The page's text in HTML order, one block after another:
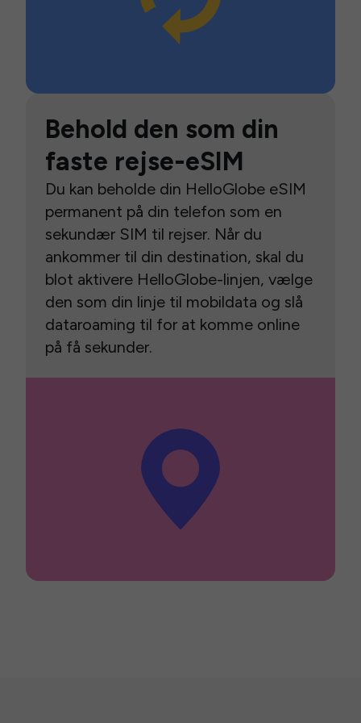
Behold den som din
faste rejse-eSIM
Du kan beholde din HelloGlobe eSIM
permanent på din telefon som en
sekundær SIM til rejser. Når du
ankommer til din destination, skal du
blot aktivere HelloGlobe-linjen, vælge
den som din linje til mobildata og slå
dataroaming til for at komme online
på få sekunder.